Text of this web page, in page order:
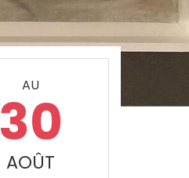
AU
30
AOÛT